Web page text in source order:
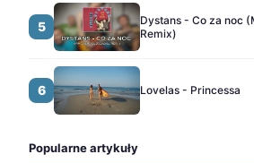
5
Dystans - Co za noc
Remix)
6 Lovelas - Princessa
Popularne artykuły